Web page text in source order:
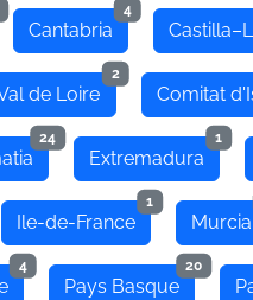
Cantabria
4
de Loire
2
Comitat
24
Extremadura
1
Ile-de-France
1
Murcia
4
Pays Basque
20